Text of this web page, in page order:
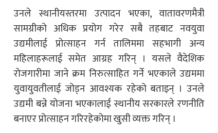
उनले स्थानीयस्तरमा उत्पादन भएका, वातावरणमैत्री
सामग्रीको अधिक प्रयोग गरेर सबै तहबाट नवयुवा
उद्यमीलाई प्रोत्साहन गर्न तालिममा सहभागी अन्य
महिलाहरूलाई समेत आग्रह गरिन् । यसले वैदेशिक
रोजगारीमा जाने क्रम निरुत्साहित गर्ने भएकाले उद्यममा
युवायुवतीलाई जोड्न आवश्यक रहेको बताइन् । उनले
उद्यमी बन्ने योजना भएकालाई स्थानीय सरकारले रणनीति
बनाएर प्रोत्साहन गरिरहेकोमा खुसी व्यक्त गरिन् ।